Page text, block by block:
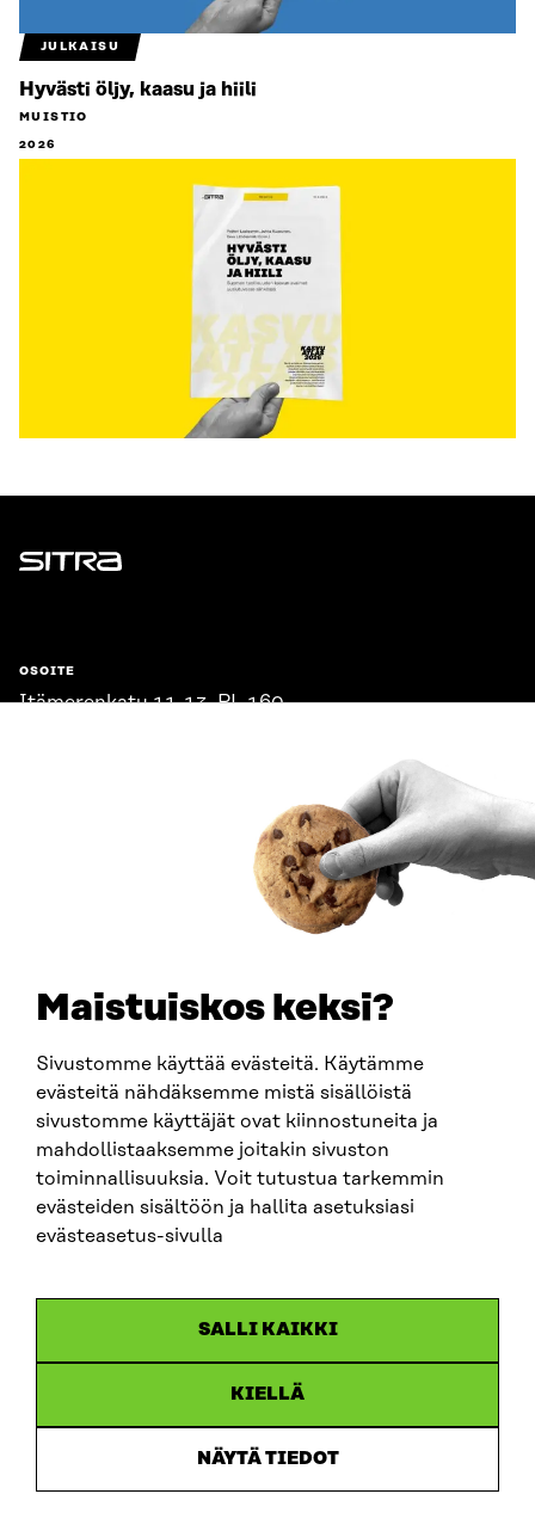
Maistuiskos keksi?
Sivustomme käyttää evästeitä. Käytämme
evästeitä nähdäksemme mistä sisällöistä
sivustomme käyttäjät ovat kiinnostuneita ja
mahdollistaaksemme joitakin sivuston
toiminnallisuuksia. Voit tutustua tarkemmin
evästeiden sisältöön ja hallita asetuksiasi
evästeasetus-sivulla
SALLI KAIKKI
KIELLÄ
NÄYTÄ TIEDOT
JULKAISU
Hyvästi öljy, kaasu ja hiili
MUISTIO
2026
Sitra
OSOITE
Itämerenkatu 11-13, PL 160,
SITRA SOSIAALISESSA MEDIASSA
LinkedIn
Instagram
YouTube
Saavutettavuusseloste
Asiakirjajulkisuus